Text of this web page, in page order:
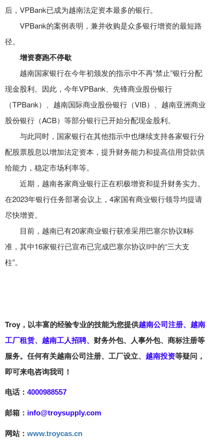
后，VPBank已成为越南法定资本最多的银行。
VPBank的案例表明，兼并收购是众多银行增资的最短路
径。
增资赛跑不停歇
越南国家银行在今年初颁发的指示中不再“禁止”银行分配
现金股利。因此，今年VPBank、先锋商业股份银行
（TPBank）、越南国际商业股份银行（VIB）、越南亚洲商业
股份银行（ACB）等部分银行已开始分配现金股利。
与此同时，国家银行在其他指示中也继续支持各家银行分
配股票股息以增加法定资本，提升财务能力和提高信用贷款供
给能力，稳定市场利率等。
近期，越南各家商业银行正在积极增资和提升财务实力。
在2023年银行任务部署会议上，4家国有商业银行领导均提请
尽快增资。
目前，越南已有20家商业银行获准采用巴塞尔协议Ⅱ标
准，其中16家银行已宣布已完成巴塞尔协议II中的“三大支
柱”。
Troy ， 以丰富的经验专业的技能为您提供越南公司注册、 越南
工厂租赁、 越南工人招聘、 财务外包、人事外包、商标注册等
服务。 任何有关越南公司注册、工厂设立、 越南投资等疑问，
即可来电咨询我司！
电话： 4000988557
邮箱： info@troysupply.com
网站： www.troycas.cn